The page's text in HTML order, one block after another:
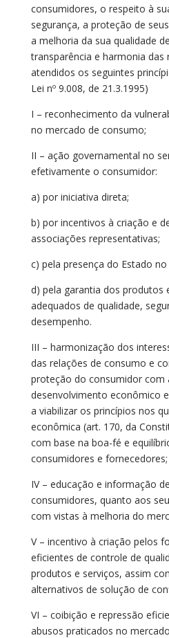
consumidores, o respeito à
segurança, a proteção de
a melhoria da sua qualidade
transparência e harmonia das
atendidos os seguintes
Lei nº 9.008, de 21.3.1995)
I – reconhecimento da
no mercado de consumo;
II – ação governamental no
efetivamente o consumidor:
a) por iniciativa direta;
b) por incentivos à criação e
associações representativas;
c) pela presença do Estado
d) pela garantia dos produtos
adequados de qualidade,
desempenho.
III – harmonização dos
das relações de consumo e
proteção do consumidor com
desenvolvimento econômico
a viabilizar os princípios nos
econômica (art. 170, da
com base na boa-fé e
consumidores e fornecedores;
IV – educação e informação
consumidores, quanto aos
com vistas à melhoria do
V – incentivo à criação pelos
eficientes de controle de
produtos e serviços, assim
alternativos de solução de
VI – coibição e repressão
abusos praticados no